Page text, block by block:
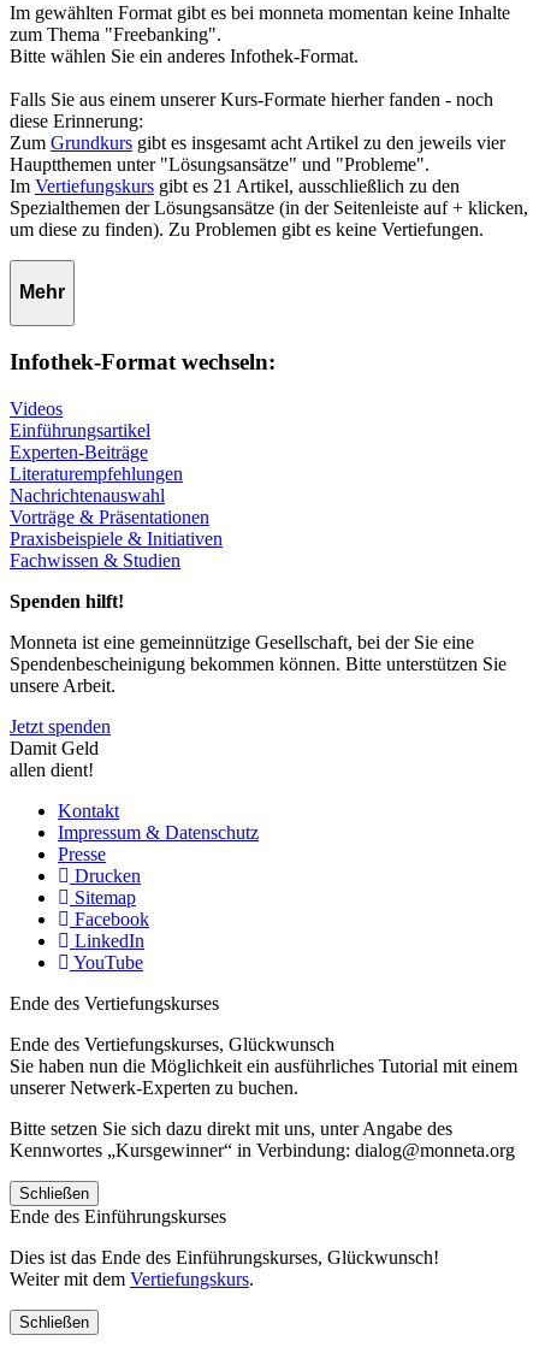
Im gewählten Format gibt es bei monneta momentan keine Inhalte
zum Thema "Freebanking".
Bitte wählen Sie ein anderes Infothek-Format.
Falls Sie aus einem unserer Kurs-Formate hierher fanden - noch
diese Erinnerung:
Zum Grundkurs gibt es insgesamt acht Artikel zu den jeweils vier
Hauptthemen unter "Lösungsansätze" und "Probleme".
Im Vertiefungskurs gibt es 21 Artikel, ausschließlich zu den
Spezialthemen der Lösungsansätze (in der Seitenleiste auf + klicken,
um diese zu finden). Zu Problemen gibt es keine Vertiefungen.
Mehr
Infothek-Format wechseln:
Videos
Einführungsartikel
Experten-Beiträge
Literaturempfehlungen
Nachrichtenauswahl
Vorträge & Präsentationen
Praxisbeispiele & Initiativen
Fachwissen & Studien
Spenden hilft!
Monneta ist eine gemeinnützige Gesellschaft, bei der Sie eine
Spendenbescheinigung bekommen können. Bitte unterstützen Sie
unsere Arbeit.
Jetzt spenden
Damit Geld
allen dient!
Kontakt
Impressum & Datenschutz
Presse
Drucken
Sitemap
Facebook
LinkedIn
YouTube
Ende des Vertiefungskurses
Ende des Vertiefungskurses, Glückwunsch
Sie haben nun die Möglichkeit ein ausführliches Tutorial mit einem
unserer Netwerk-Experten zu buchen.
Bitte setzen Sie sich dazu direkt mit uns, unter Angabe des
Kennwortes „Kursgewinner“ in Verbindung: dialog@monneta.org
Schließen
Ende des Einführungskurses
Dies ist das Ende des Einführungskurses, Glückwunsch!
Weiter mit dem Vertiefungskurs.
Schließen